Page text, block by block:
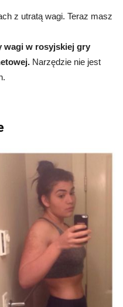
z utratą wagi. Teraz masz
wagi w rosyjskiej gry
Narzędzie nie jest